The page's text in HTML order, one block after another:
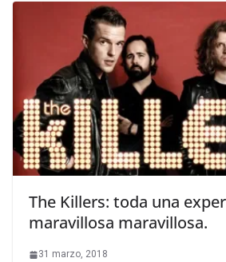
The Killers: toda una
maravillosa maravillosa.
31 marzo, 2018